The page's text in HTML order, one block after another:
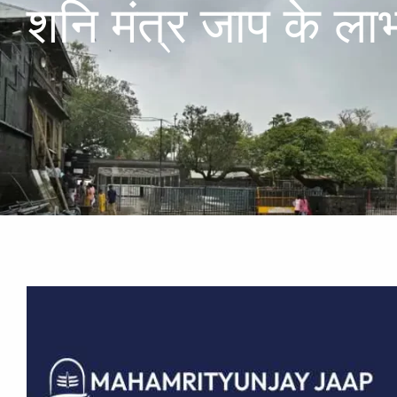
शनि मंत्र जाप के